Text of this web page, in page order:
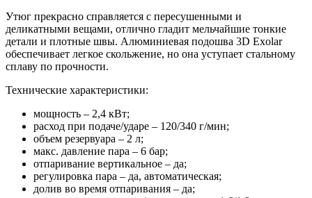
Утюг прекрасно справляется с пересушенными и
деликатными вещами, отлично гладит мельчайшие тонкие
детали и плотные швы. Алюминиевая подошва 3D Exolar
обеспечивает легкое скольжение, но она уступает стальному
сплаву по прочности.
Технические характеристики:
мощность – 2,4 кВт;
расход при подаче/ударе – 120/340 г/мин;
объем резервуара – 2 л;
макс. давление пара – 6 бар;
отпаривание вертикальное – да;
регулировка пара – да, автоматическая;
долив во время отпаривания – да;